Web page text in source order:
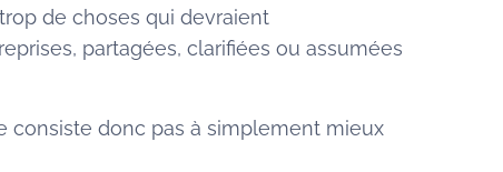
de choses qui devraient
partagées, clarifiées ou assumées
consiste donc pas à simplement mieux